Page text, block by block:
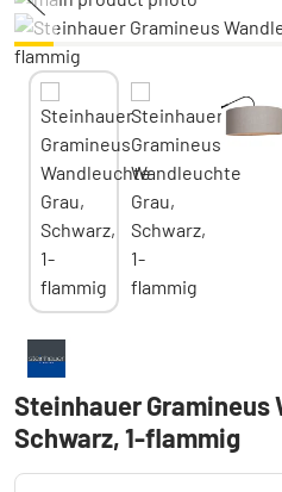
Steinhauer Gramineus
Schwarz, 1-flammig